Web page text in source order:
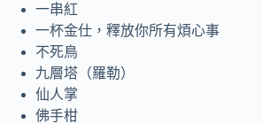
一串紅
一杯金仕，釋放你所有煩心事
不死鳥
九層塔（羅勒）
仙人掌
佛手柑